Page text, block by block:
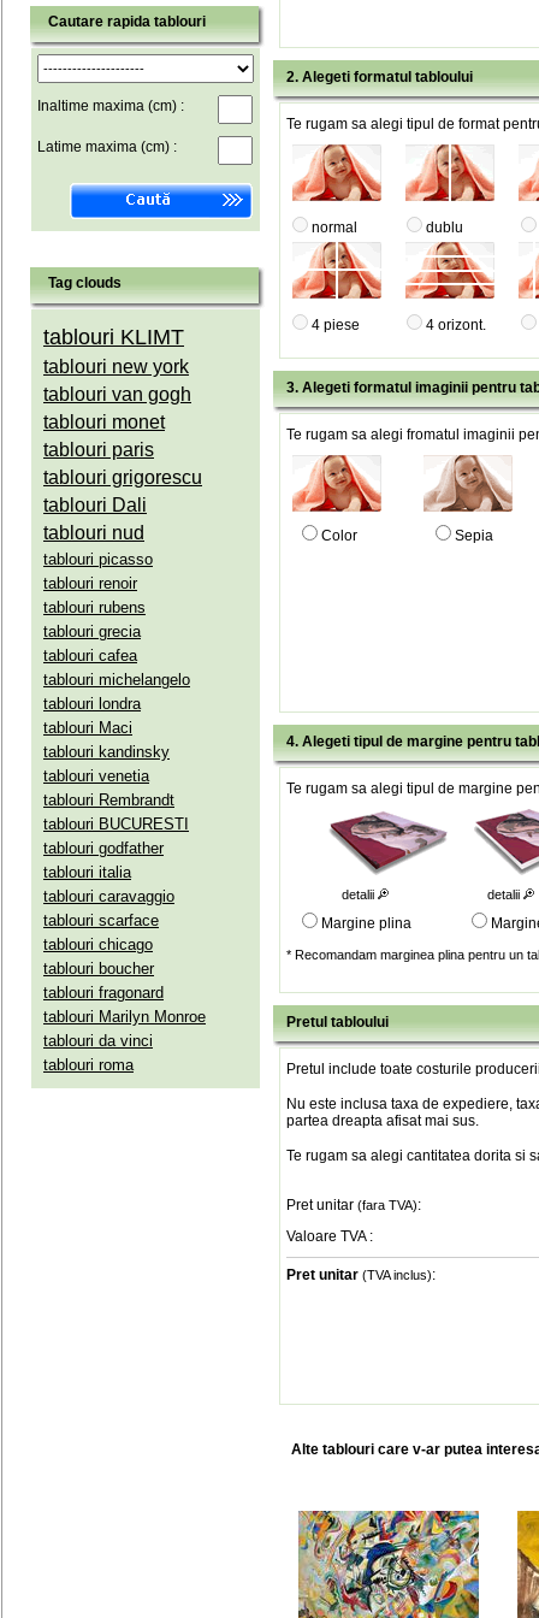
Cautare rapida tablouri
Inaltime maxima (cm) :
Latime maxima (cm) :
Tag clouds
tablouri KLIMT
tablouri new york
tablouri van gogh
tablouri monet
tablouri paris
tablouri grigorescu
tablouri Dali
tablouri nud
tablouri picasso
tablouri renoir
tablouri rubens
tablouri grecia
tablouri cafea
tablouri michelangelo
tablouri londra
tablouri Maci
tablouri kandinsky
tablouri venetia
tablouri Rembrandt
tablouri BUCURESTI
tablouri godfather
tablouri italia
tablouri caravaggio
tablouri scarface
tablouri chicago
tablouri boucher
tablouri fragonard
tablouri Marilyn Monroe
tablouri da vinci
tablouri roma
2. Alegeti formatul tabloului
Te rugam sa alegi tipul de format
normal dublu
4 piese 4 orizont.
3. Alegeti formatul imaginii pentru
Te rugam sa alegi fromatul imaginii
Color Sepia
4. Alegeti tipul de margine pentru
Te rugam sa alegi tipul de margine
detalii detalii
Margine plina
* Recomandam marginea plina pentru un
Pretul tabloului
Pretul include toate costurile
Nu este inclusa taxa de expediere,
partea dreapta afisat mai sus.
Te rugam sa alegi cantitatea dorita si
Pret unitar (fara TVA):
Valoare TVA :
Pret unitar (TVA inclus):
Alte tablouri care v-ar putea